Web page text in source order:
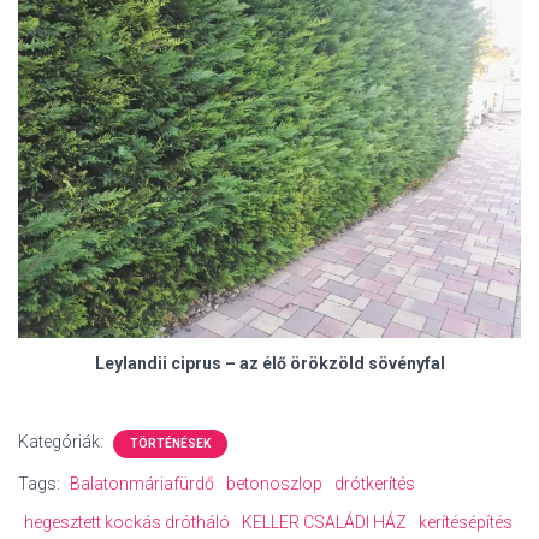
Leylandii ciprus – az élő örökzöld sövényfal
Kategóriák: TÖRTÉNÉSEK
Tags: Balatonmáriafürdő betonoszlop
drótkerítés
hegesztett kockás drótháló
KELLER CSALÁDI HÁZ kerítésépítés